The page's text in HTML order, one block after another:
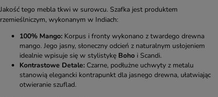
Jakość tego mebla tkwi w surowcu. Szafka jest produktem
rzemieślniczym, wykonanym w Indiach:
100% Mango: Korpus i fronty wykonano z twardego drewna
mango. Jego jasny, słoneczny odcień z naturalnym usłojeniem
idealnie wpisuje się w stylistykę Boho i Scandi.
Kontrastowe Detale: Czarne, podłużne uchwyty z metalu
stanowią elegancki kontrapunkt dla jasnego drewna, ułatwiając
otwieranie szuflad.